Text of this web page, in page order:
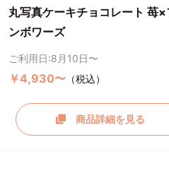
丸写真ケーキチョコレート 苺×
ンボワーズ
ご利用日:8月10日〜
￥4,930〜 （税込）
商品詳細を見る